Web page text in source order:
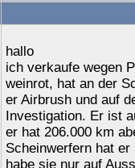
hallo
ich verkaufe wegen
weinrot, hat an der
er Airbrush und auf
Investigation. Er ist
er hat 206.000 km
Scheinwerfern hat
habe sie nur auf